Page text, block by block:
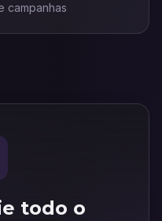
campanhas
todo o